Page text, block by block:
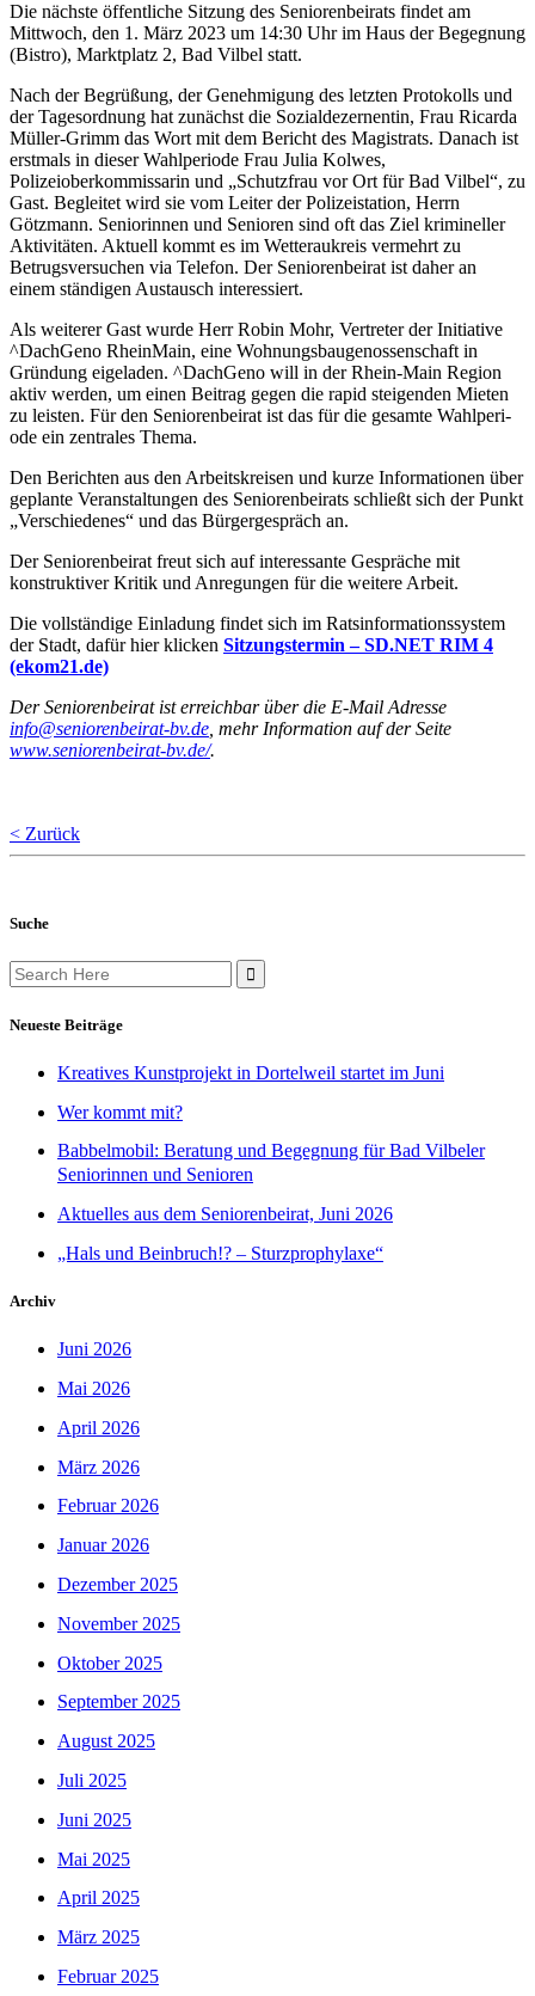
Die nächste öffentliche Sitzung des Seniorenbeirats findet am
Mittwoch, den 1. März 2023 um 14:30 Uhr im Haus der Begegnung
(Bistro), Marktplatz 2, Bad Vilbel statt.
Nach der Begrüßung, der Genehmigung des letzten Protokolls und
der Tagesordnung hat zunächst die Sozialdezernentin, Frau Ricarda
Müller-Grimm das Wort mit dem Bericht des Magistrats. Danach ist
erstmals in dieser Wahlperiode Frau Julia Kolwes,
Polizeioberkommissarin und „Schutzfrau vor Ort für Bad Vilbel“, zu
Gast. Begleitet wird sie vom Leiter der Polizeistation, Herrn
Götzmann. Seniorinnen und Senioren sind oft das Ziel krimineller
Aktivitäten. Aktuell kommt es im Wetteraukreis vermehrt zu
Betrugsversuchen via Telefon. Der Seniorenbeirat ist daher an
einem ständigen Austausch interessiert.
Als weiterer Gast wurde Herr Robin Mohr, Vertreter der Initiative
^DachGeno Rhein­Main, eine Wohnungsbaugenossenschaft in
Gründung eigeladen. ^DachGeno will in der Rhein-Main Region
aktiv werden, um einen Beitrag gegen die rapid stei­genden Mieten
zu leisten. Für den Seniorenbeirat ist das für die gesamte Wahlperi­
ode ein zentrales Thema.
Den Berichten aus den Arbeitskreisen und kurze Informationen über
geplante Veran­staltungen des Seniorenbeirats schließt sich der Punkt
„Verschiedenes“ und das Bürgergespräch an.
Der Seniorenbeirat freut sich auf interessante Gespräche mit
konstruktiver Kritik und Anregungen für die weitere Arbeit.
Die vollständige Einladung findet sich im Ratsinformationssystem
der Stadt, dafür hier klicken Sitzungstermin – SD.NET RIM 4
(ekom21.de)
Der Seniorenbeirat ist erreichbar über die E-Mail Adresse
info@seniorenbeirat-bv.de , mehr Information auf der Seite
www.seniorenbeirat-bv.de/.
< Zurück
Suche
Search
for:
Neueste Beiträge
Kreatives Kunstprojekt in Dortelweil startet im Juni
Wer kommt mit?
Babbelmobil: Beratung und Begegnung für Bad Vilbeler
Seniorinnen und Senioren
Aktuelles aus dem Seniorenbeirat, Juni 2026
„Hals und Beinbruch!? – Sturzprophylaxe“
Archiv
Juni 2026
Mai 2026
April 2026
März 2026
Februar 2026
Januar 2026
Dezember 2025
November 2025
Oktober 2025
September 2025
August 2025
Juli 2025
Juni 2025
Mai 2025
April 2025
März 2025
Februar 2025